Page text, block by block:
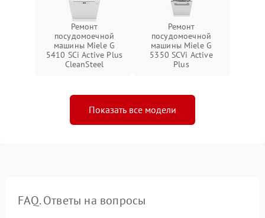
Ремонт
посудомоечной
машины Miele G
5410 SCi Active Plus
CleanSteel
Ремонт
посудомоечной
машины Miele G
5350 SCVi Active
Plus
Показать все модели
FAQ. Ответы на вопросы